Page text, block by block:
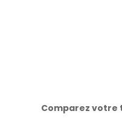
Comparez votre